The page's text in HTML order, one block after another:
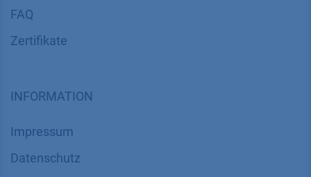
FAQ
Zertifikate
INFORMATION
Impressum
Datenschutz